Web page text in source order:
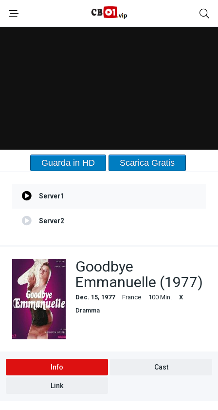
Guarda in HD Scarica Gratis
Server1
Server2
Goodbye
Emmanuelle (1977)
Dec. 15, 1977 France 100 Min.
X
Dramma
Info Cast
Link